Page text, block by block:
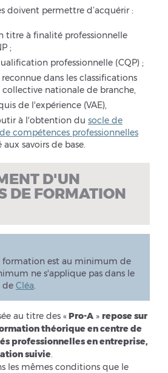
doivent permettre d’acquérir :
titre à finalité professionnelle
;
professionnelle (CQP) ;
dans les classifications
nationale de branche,
de l'expérience (VAE),
à l'obtention du socle de
compétences professionnelles
savoirs de base.
D'UN
DE FORMATION
formation est au minimum de
ne s'applique pas dans le
de Cléa.
au titre des «Pro-A » repose sur
théorique en centre de
professionnelles en entreprise,
suivie.
les mêmes conditions que le